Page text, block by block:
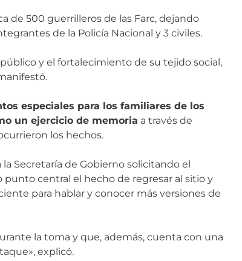
de 500 guerrilleros de las Farc, dejando
de la Policía Nacional y 3 civiles.
y el fortalecimiento de su tejido social,
especiales para los familiares de los
un ejercicio de memoria a través de
los hechos.
Secretaría de Gobierno solicitando el
central el hecho de regresar al sitio y
para hablar y conocer más versiones de
la toma y que, además, cuenta con una
explicó.